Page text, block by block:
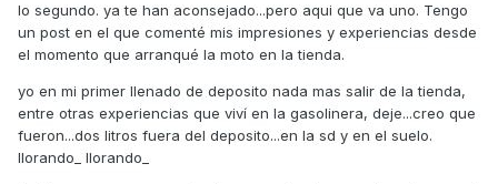
lo segundo. ya te han aconsejado...pero aqui que va uno. Tengo
un post en el que comenté mis impresiones y experiencias desde
el momento que arranqué la moto en la tienda.
yo en mi primer llenado de deposito nada mas salir de la tienda,
entre otras experiencias que viví en la gasolinera, deje...creo que
fueron...dos litros fuera del deposito...en la sd y en el suelo.
llorando_ llorando_